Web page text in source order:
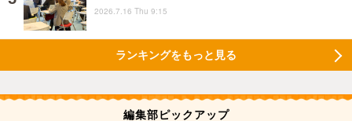
2026.7.16 Thu 9:15
ランキングをもっと見る
編集部ピックアップ